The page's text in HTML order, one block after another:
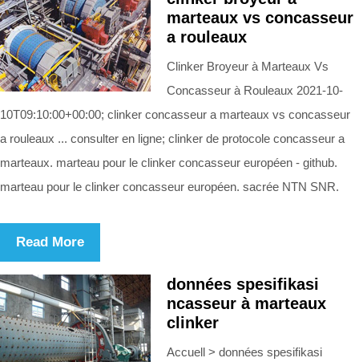
marteaux vs concasseur
a rouleaux
Clinker Broyeur à Marteaux Vs
Concasseur à Rouleaux 2021-10-
10T09:10:00+00:00; clinker concasseur a marteaux vs concasseur
a rouleaux ... consulter en ligne; clinker de protocole concasseur a
marteaux. marteau pour le clinker concasseur européen - github.
marteau pour le clinker concasseur européen. sacrée NTN SNR.
Read More
données spesifikasi
ncasseur à marteaux
clinker
Accuell > données spesifikasi